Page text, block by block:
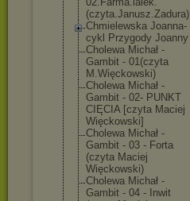
(czyta.Janusz.Zadura)
Chmielewska Joanna-
cykl Przygody Joanny
Cholewa Michał -
Gambit - 01(czyta
M.Więckowski)
Cholewa Michał -
Gambit - 02- PUNKT
CIĘCIA [czyta Maciej
Więckowski]
Cholewa Michał -
Gambit - 03 - Forta
(czyta Maciej
Więckowski)
Cholewa Michał -
Gambit - 04 - Inwit